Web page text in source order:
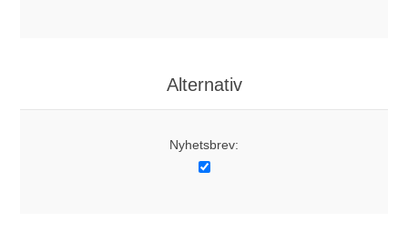
Alternativ
Nyhetsbrev: